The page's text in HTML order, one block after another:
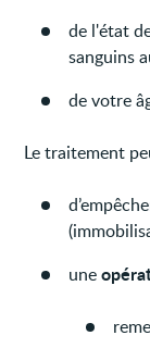
de l'état
sanguins
de votre
Le traitement
une